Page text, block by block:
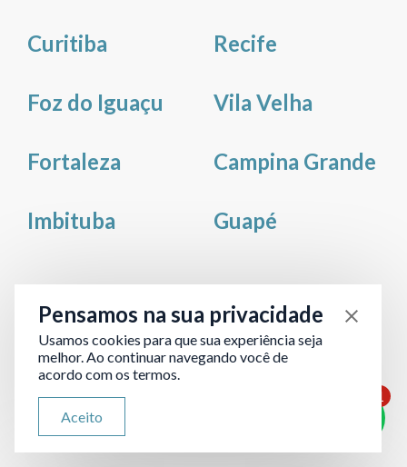
Curitiba Recife
Foz do Iguaçu Vila Velha
Fortaleza Campina Grande
Imbituba Guapé
Correspondentesem
todo o Brasil
1
Pensamos na sua privacidade
Usamos cookies para que sua experiência seja
melhor. Ao continuar navegando você de
acordo com os termos.
Aceito